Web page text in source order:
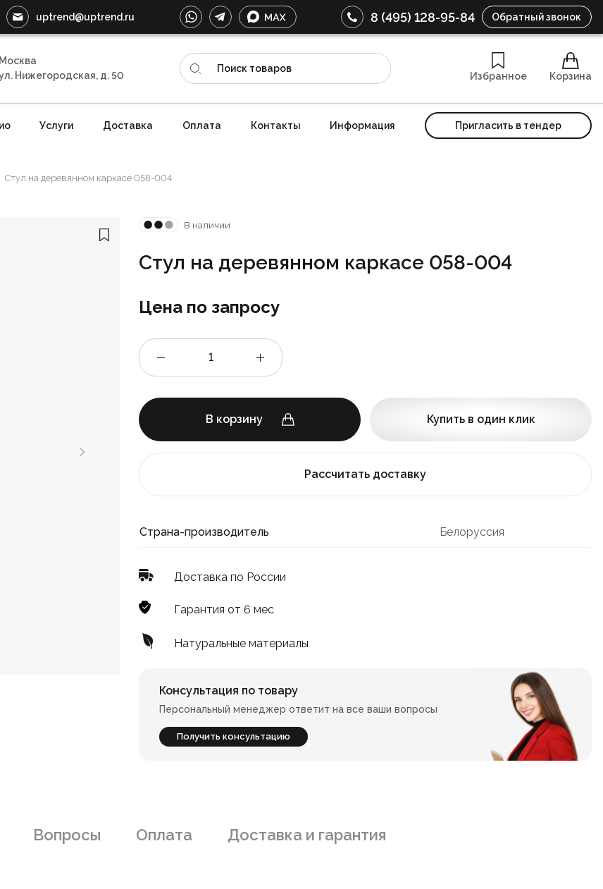
uptrend@uptrend.ru 8 (495) 128-95-84 Обратный звонок
Москва
Нижегородская, д. 50
Избранное Корзина
Услуги Доставка Оплата Контакты Информация Пригласить в тендер
Стул на деревянном каркасе 058-004
В наличии
Стул на деревянном каркасе 058-004
Цена по запросу
В корзину Купить в один клик
Рассчитать доставку
Страна-производитель Белоруссия
Доставка по России
Гарантия от 6 мес
Натуральные материалы
Консультация по товару
Персональный менеджер ответит на все ваши вопросы
Получить консультацию
Вопросы Оплата Доставка и гарантия